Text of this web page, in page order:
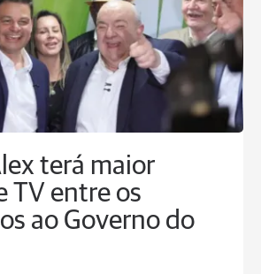
terá maior
TV entre os
ao Governo do